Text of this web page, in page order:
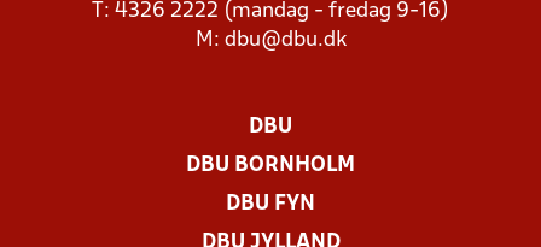
T: 4326 2222 (mandag - fredag 9-16)
M: dbu@dbu.dk
DBU
DBU BORNHOLM
DBU FYN